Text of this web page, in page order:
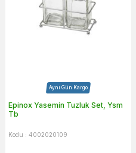
Aynı Gün Kargo
Epinox Yasemin Tuzluk Set, Ysm
Tb
Kodu : 4002020109